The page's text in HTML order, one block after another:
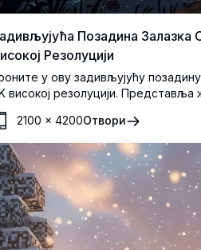
Позадина Залазка
Резолуцији
у ову задивљујућу
високој резолуцији. Представља
наранџастим и
шуму, вијугави поток и
позадини удаљених планина.
ваше радне површине
детаљним, живим бојама и
за љубитеље природе који
квалитета.
2100 × 4200Отвори